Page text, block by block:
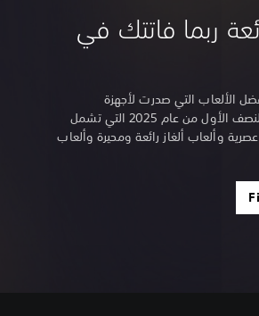
ربما فاتتك في
الألعاب التي صدرت لأجهزة
PlayStation في النصف الأول من عام 2025 التي تشمل
وألعاب ألغاز رائعة ومحيرة وألعاب